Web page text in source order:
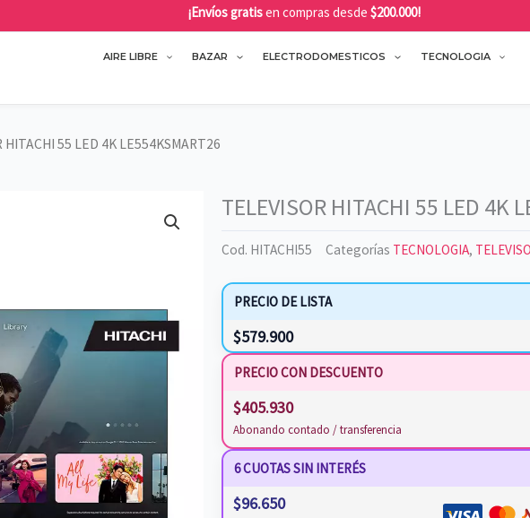
¡Envíos gratisen compras desde $200.000!
AIRE LIBRE BAZAR ELECTRODOMESTICOS TECNOLOGIA
HITACHI 55 LED 4K LE554KSMART26
TELEVISOR HITACHI 55 LED 4K
Cod. HITACHI55 Categorías TECNOLOGIA,
PRECIO DE LISTA
$579.900
PRECIO CON DESCUENTO
$405.930
Abonando contado / transferencia
6 CUOTAS SIN INTERÉS
$96.650